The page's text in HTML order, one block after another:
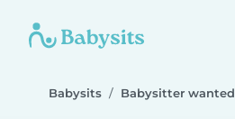
Babysits Babysitter wanted